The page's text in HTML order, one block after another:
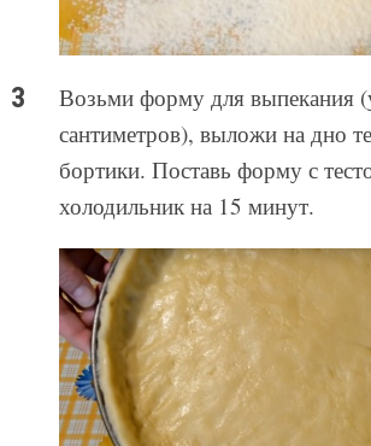
Возьми форму для выпекания
сантиметров), выложи на дно
бортики. Поставь форму с
холодильник на 15 минут.